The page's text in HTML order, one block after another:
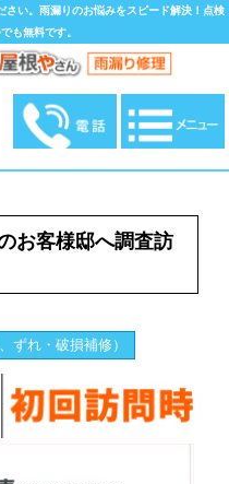
い。雨漏りのお悩みをスピード解決！点検
も無料です。
お客様邸へ調査訪
ずれ・破損補修）